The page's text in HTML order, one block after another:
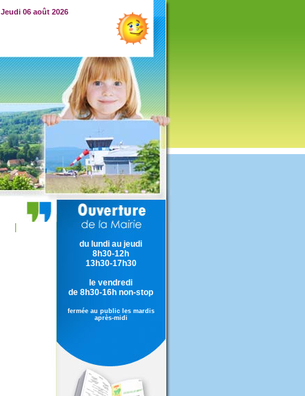
Jeudi 06 août 2026
du lundi au jeudi
8h30-12h
13h30-17h30
le vendredi
de 8h30-16h non-stop
fermée au public les mardis
après-midi